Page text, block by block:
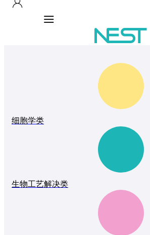
细胞学类
生物工艺解决类